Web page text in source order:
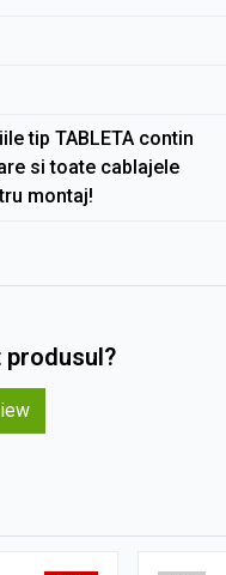
tip TABLETA contin
si toate cablajele
montaj!
produsul?